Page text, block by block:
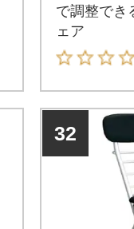
で調整でき
ェア
32